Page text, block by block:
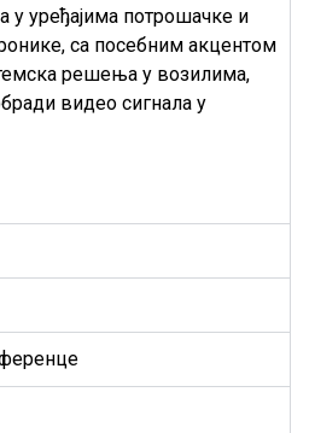
у уређајима потрошачке и
са посебним акцентом
решења у возилима,
видео сигнала у